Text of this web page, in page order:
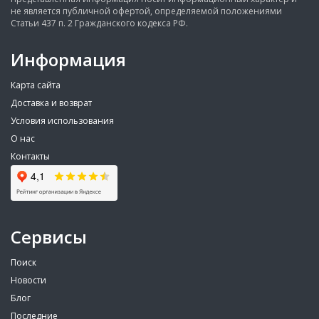
не является публичной офертой, определяемой положениями
Статьи 437 п. 2 Гражданского кодекса РФ.
Информация
Карта сайта
Доставка и возврат
Условия использования
О нас
Контакты
Сервисы
Поиск
Новости
Блог
Последние